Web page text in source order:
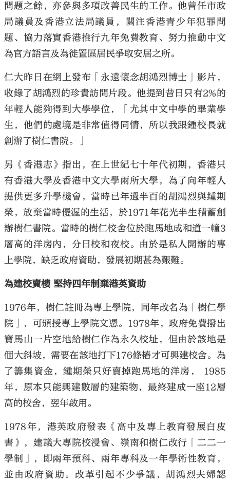
問題之餘，亦參與多項改善民生的工作。他曾任市政
局議員及香港立法局議員，關注香港青少年犯罪問
題、協力落實香港推行九年免費教育、努力推動中文
為官方語言及為徙置區居民爭取安居之所。
仁大昨日在網上發布「永遠懷念胡鴻烈博士」影片，
收錄了胡鴻烈的珍貴訪問片段。他提到昔日只有2%的
年輕人能夠得到大學學位，「尤其中文中學的畢業學
生，他們的處境是非常值得同情，所以我跟鍾校長就
創辦了樹仁書院。」
另《香港志》指出，在上世紀七十年代初期，香港只
有香港大學及香港中文大學兩所大學，為了向年輕人
提供更多升學機會，當時已年過半百的胡鴻烈與鍾期
榮，放棄當時優渥的生活，於1971年花光半生積蓄創
辦樹仁書院。當時的樹仁校舍位於跑馬地成和道一幢3
層高的洋房內，分日校和夜校。由於是私人開辦的專
上學院，缺乏政府資助，發展初期甚為艱難。
為建校賣樓 堅持四年制棄港英資助
1976年，樹仁註冊為專上學院，同年改名為「樹仁學
院」，可頒授專上學院文憑。1978年，政府免費撥出
寶馬山一片空地給樹仁作為永久校址，但由於該地是
個大斜坡，需要在該地打下176條樁才可興建校舍。為
了籌集資金，鍾期榮只好賣掉跑馬地的洋房， 1985
年，原本只能興建數層的建築物，最終建成一座12層
高的校舍，翌年啟用。
1978年，港英政府發表《高中及專上教育發展白皮
書》，建議大專院校浸會、嶺南和樹仁改行「二二一
學制」，即兩年預科、兩年專科及一年學術性教育，
並由政府資助。改革引起不少爭議，胡鴻烈夫婦認